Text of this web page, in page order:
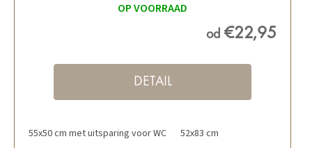
OP VOORRAAD
od €22,95
DETAIL
55x50 cm met uitsparing voor WC 52x83 cm